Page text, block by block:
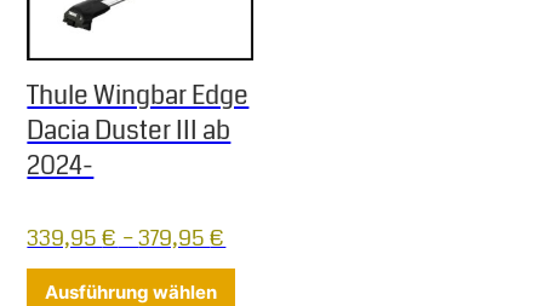
Thule Wingbar Edge
Dacia Duster III ab
2024-
339,95€ –379,95€
Ausführung wählen